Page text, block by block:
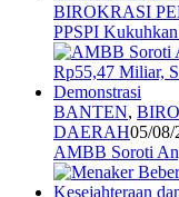
BIROKRASI
PPSPI
BANTEN,
DAERAH05/08/
AMBB Soroti